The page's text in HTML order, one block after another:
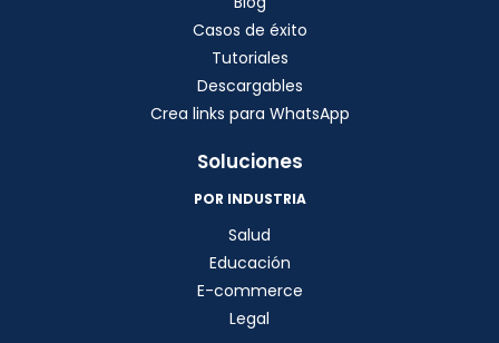
Casos de éxito
Tutoriales
Descargables
Crea links para WhatsApp
Soluciones
POR INDUSTRIA
Salud
Educación
E-commerce
Legal